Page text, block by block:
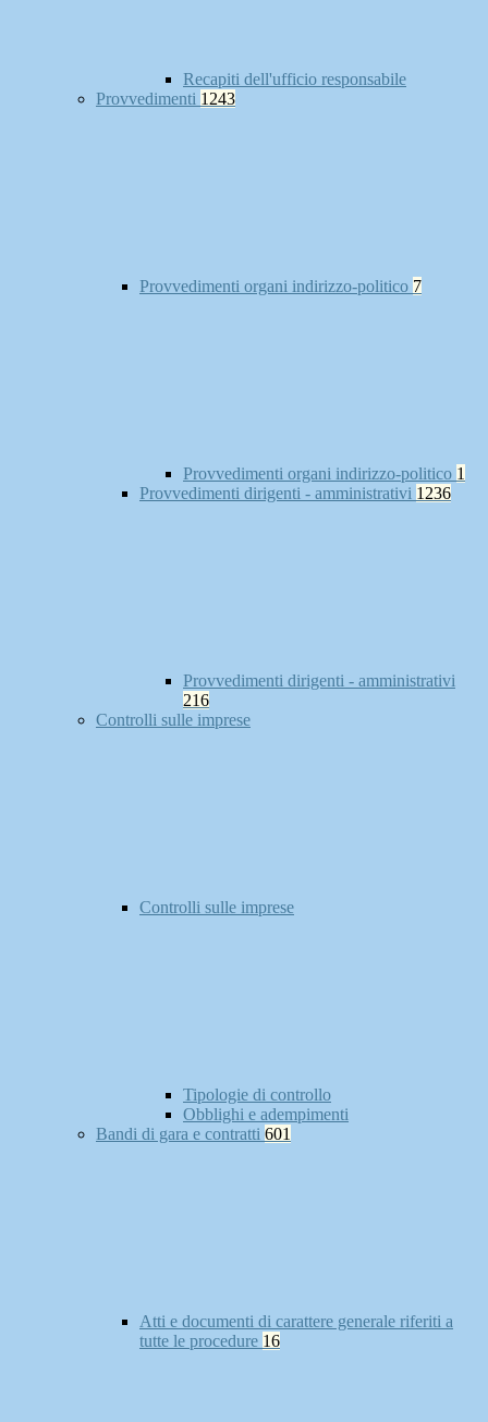
Recapiti dell'ufficio responsabile
Provvedimenti 1243
Provvedimenti organi indirizzo-politico 7
Provvedimenti organi indirizzo-politico 1
Provvedimenti dirigenti - amministrativi 1236
Provvedimenti dirigenti - amministrativi
216
Controlli sulle imprese
Controlli sulle imprese
Tipologie di controllo
Obblighi e adempimenti
Bandi di gara e contratti 601
Atti e documenti di carattere generale riferiti a
tutte le procedure 16